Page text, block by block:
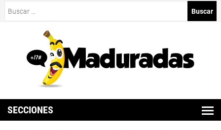
SECCIONES